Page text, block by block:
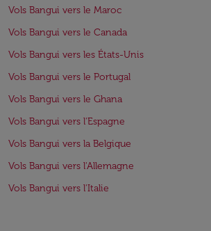
Vols Bangui vers le Maroc
Vols Bangui vers le Canada
Vols Bangui vers les États-Unis
Vols Bangui vers le Portugal
Vols Bangui vers le Ghana
Vols Bangui vers l'Espagne
Vols Bangui vers la Belgique
Vols Bangui vers l'Allemagne
Vols Bangui vers l'Italie